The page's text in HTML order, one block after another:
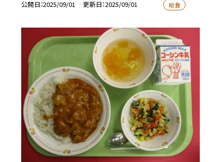
公開日 2025/09/01 更新日 2025/09/01 給食